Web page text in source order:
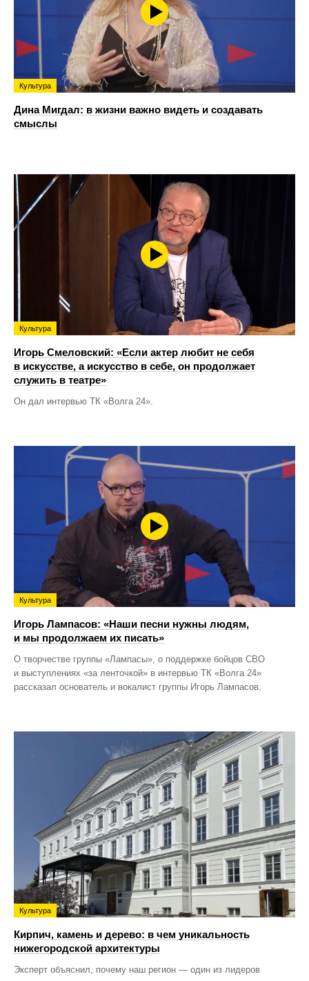
Культура
Дина Мигдал: в жизни важно видеть и создавать
смыслы
Культура
Игорь Смеловский: «Если актер любит не себя
в искусстве, а искусство в себе, он продолжает
служить в театре»
Он дал интервью ТК «Волга 24».
Культура
Игорь Лампасов: «Наши песни нужны людям,
и мы продолжаем их писать»
О творчестве группы «Лампасы», о поддержке бойцов СВО
и выступлениях «за ленточкой» в интервью ТК «Волга 24»
рассказал основатель и вокалист группы Игорь Лампасов.
Культура
Кирпич, камень и дерево: в чем уникальность
нижегородской архитектуры
Эксперт объяснил, почему наш регион — один из лидеров